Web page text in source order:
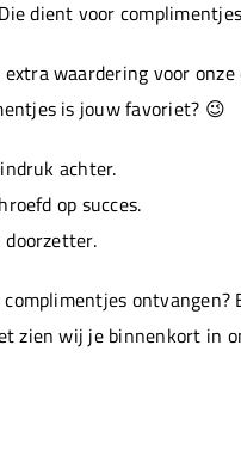
dient voor
waardering voor onze
is jouw favoriet? 😉
achter.
op succes.
complimentjes
zien wij je binnenkort in